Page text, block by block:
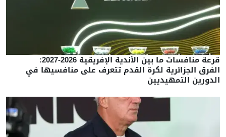
قرعة منافسات ما بين الأندية الإفريقية 2026-2027:
الفرق الجزائرية لكرة القدم تتعرف على منافسيها في
الدورين التمهيديين